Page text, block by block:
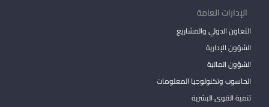
الإدارات العامة
التعاون الدولي والمشاريع
الشؤون الإدارية
الشؤون المالية
الحاسوب وتكنولوجيا المعلومات
تنمية القوى البشرية